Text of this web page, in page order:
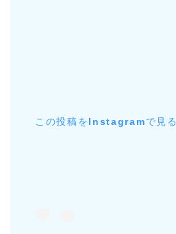
この投稿をInstagramで見る